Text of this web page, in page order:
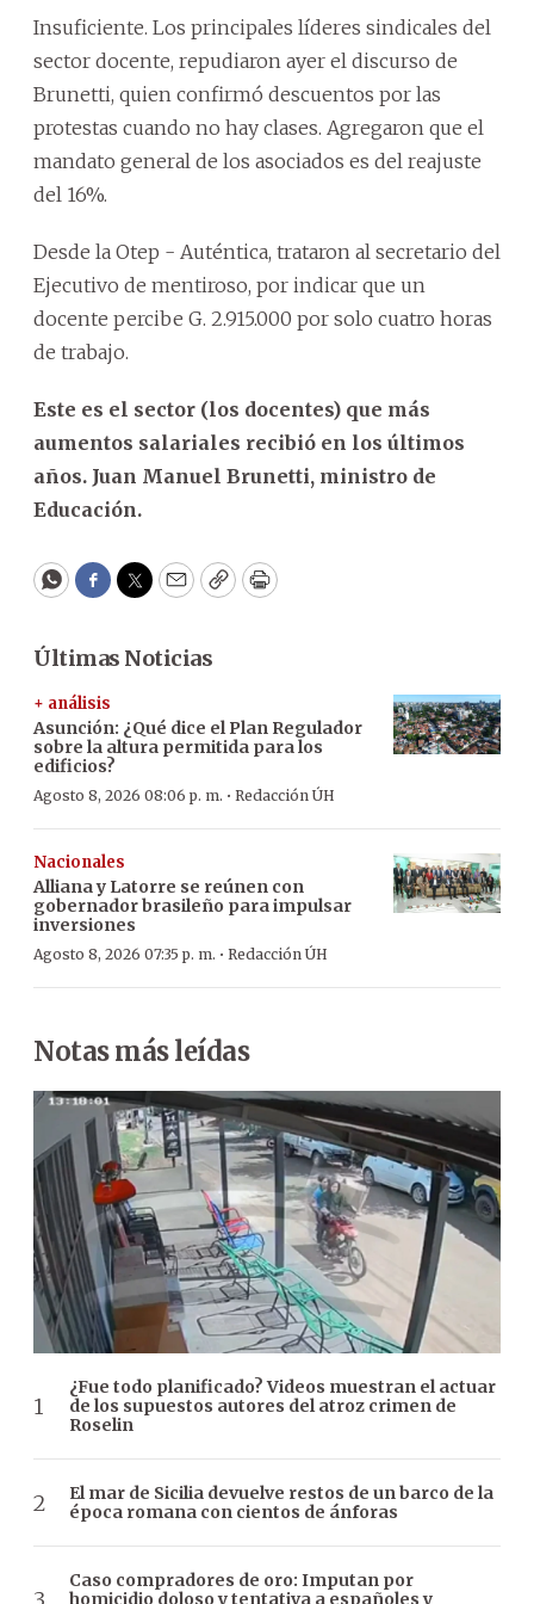
Insuficiente. Los principales líderes sindicales del
sector docente, repudiaron ayer el discurso de
Brunetti, quien confirmó descuentos por las
protestas cuando no hay clases. Agregaron que el
mandato general de los asociados es del reajuste
del 16%.
Desde la Otep - Auténtica, trataron al secretario del
Ejecutivo de mentiroso, por indicar que un
docente percibe G. 2.915.000 por solo cuatro horas
de trabajo.
Este es el sector (los docentes) que más
aumentos salariales recibió en los últimos
años. Juan Manuel Brunetti, ministro de
Educación.
WhatsApp
Facebook
Twitter
EmailCopyPrint
Últimas Noticias
+ análisis
Asunción: ¿Qué dice el Plan Regulador
sobre la altura permitida para los
edificios?
Agosto 8, 2026 08:06 p. m. · Redacción ÚH
Nacionales
Alliana y Latorre se reúnen con
gobernador brasileño para impulsar
inversiones
Agosto 8, 2026 07:35 p. m. · Redacción ÚH
Notas más leídas
¿Fue todo planificado? Videos muestran el actuar
de los supuestos autores del atroz crimen de
Roselin
El mar de Sicilia devuelve restos de un barco de la
época romana con cientos de ánforas
Caso compradores de oro: Imputan por
homicidio doloso y tentativa a españoles y